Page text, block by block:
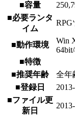
■容量
■必要ランタ
イム
RPG
■動作環境
Win
■特徴
■推奨年齢
全年
■登録日
■ファイル更
新日